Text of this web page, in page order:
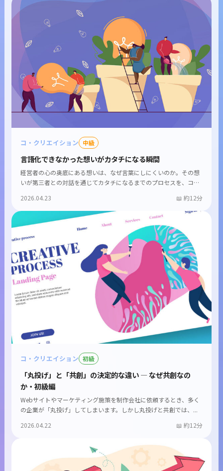
コ・クリエイション 中級
言語化できなかった想いがカタチになる瞬間
経営者の心の奥底にある想いは、なぜ言葉にしにくいのか。その想
いが第三者との対話を通じてカタチになるまでのプロセスを、コ
2026.04.23 約12分
コ・クリエイション 初級
「丸投げ」と「共創」の決定的な違い — なぜ共創なの
か・初級編
Webサイトやマーケティング施策を制作会社に依頼するとき、多く
の企業が「丸投げ」してしまいます。しかし丸投げと共創では、...
2026.04.22
約12分